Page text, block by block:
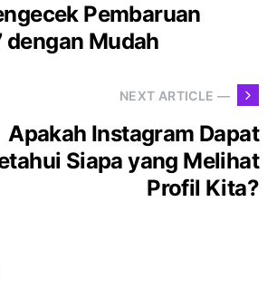
Pembaruan
Mudah
NEXT ARTICLE —
Apakah Instagram Dapat
Siapa yang Melihat
Profil Kita?